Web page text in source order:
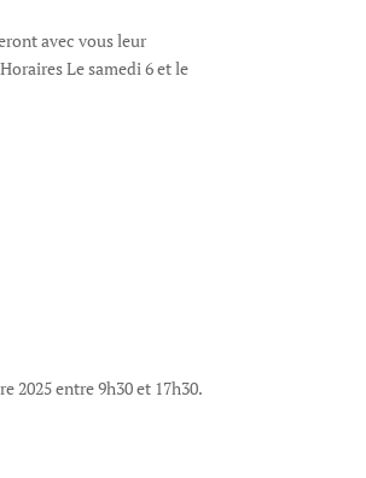
avec vous leur
Le samedi 6 et le
2025 entre 9h30 et 17h30.